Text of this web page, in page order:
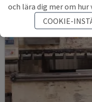
och lära dig mer om hur
COOKIE-